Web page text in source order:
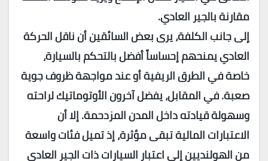
مقارنة بالجير العادي.
إلى جانب الكلفة، يرى بعض السائقين أن ناقل الحركة
العادي يمنحهم إحساساً أفضل بالتحكم بالسيارة،
خاصة في الطرق الريفية أو عند مواجهة ظروف جوية
صعبة. في المقابل، يفضل آخرون الأوتوماتيك لراحته
وسهولة قيادته داخل المدن المزدحمة. إلا أن
الاعتبارات المالية تبقى مؤثرة، إذ تميل فئات واسعة
من الهولنديين إلى اعتبار السيارات ذات الجير العادي